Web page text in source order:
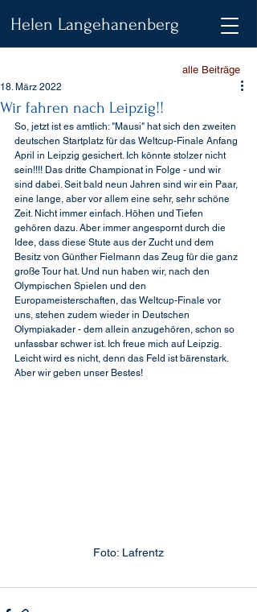
Helen Langehanenberg
alle Beiträge
Wir fahren nach Leipzig!!
18. März 2022
So, jetzt ist es amtlich: "Mausi" hat sich den zweiten
deutschen Startplatz für das Weltcup-Finale Anfang
April in Leipzig gesichert. Ich könnte stolzer nicht
sein!!!! Das dritte Championat in Folge - und wir
sind dabei. Seit bald neun Jahren sind wir ein Paar,
eine lange, aber vor allem eine sehr, sehr schöne
Zeit. Nicht immer einfach. Höhen und Tiefen
gehören dazu. Aber immer angespornt durch die
Idee, dass diese Stute aus der Zucht und dem
Besitz von Günther Fielmann das Zeug für die ganz
große Tour hat. Und nun haben wir, nach den
Olympischen Spielen und den
Europameisterschaften, das Weltcup-Finale vor
uns, stehen zudem wieder in Deutschen
Olympiakader - dem allein anzugehören, schon so
unfassbar schwer ist. Ich freue mich auf Leipzig.
Leicht wird es nicht, denn das Feld ist bärenstark.
Aber wir geben unser Bestes!
Foto: Lafrentz